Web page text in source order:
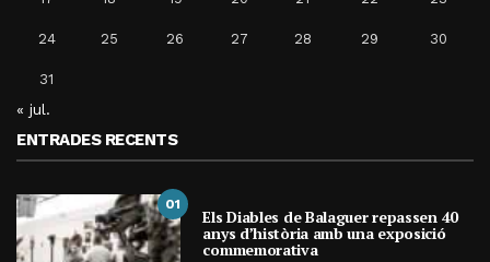
24 25 26 27 28 29 30
31
« jul.
ENTRADES RECENTS
01
Els Diables de Balaguer repassen 40
anys d’història amb una exposició
commemorativa